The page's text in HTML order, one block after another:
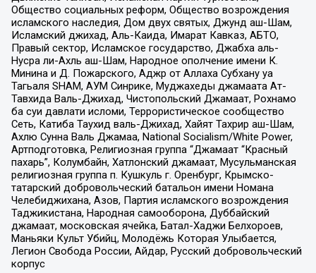
Общество социальных реформ, Общество возрождения
исламского наследия, Дом двух святых, Джунд аш-Шам,
Исламский джихад, Аль-Каида, Имарат Кавказ, АБТО,
Правый сектор, Исламское государство, Джабха аль-
Нусра ли-Ахль аш-Шам, Народное ополчение имени К.
Минина и Д. Пожарского, Аджр от Аллаха Субхану уа
Тагьаля SHAM, АУМ Синрике, Муджахеды джамаата Ат-
Тавхида Валь-Джихад, Чистопольский Джамаат, Рохнамо
ба суи давлати исломи, Террористическое сообщество
Сеть, Катиба Таухид валь-Джихад, Хайят Тахрир аш-Шам,
Ахлю Сунна Валь Джамаа, National Socialism/White Power,
Артподготовка, Религиозная группа “Джамаат “Красный
пахарь”, Колумбайн, Хатлонский джамаат, Мусульманская
религиозная группа п. Кушкуль г. Оренбург, Крымско-
татарский добровольческий батальон имени Номана
Челебиджихана, Азов, Партия исламского возрождения
Таджикистана, Народная самооборона, Дуббайский
джамаат, московская ячейка, Батал-Хаджи Белхороев,
Маньяки Культ Убийц, Молодёжь Которая Улыбается,
Легион Свобода России, Айдар, Русский добровольческий
корпус